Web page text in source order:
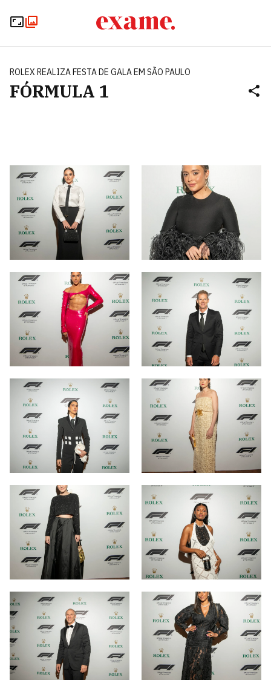
ROLEX REALIZA FESTA DE GALA EM SÃO PAULO
FÓRMULA 1